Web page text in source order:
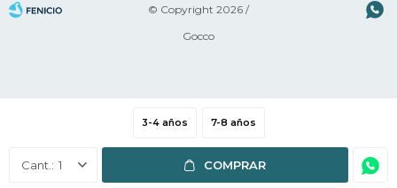
3-4 años 7-8 años
1 COMPRAR
© Copyright 2026 /
Gocco
